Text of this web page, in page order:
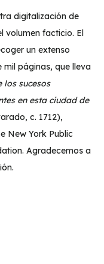
digitalización de
volumen facticio. El
un extenso
mil páginas, que lleva
sucesos
en esta ciudad de
c. 1712),
New York Public
Agradecemos a